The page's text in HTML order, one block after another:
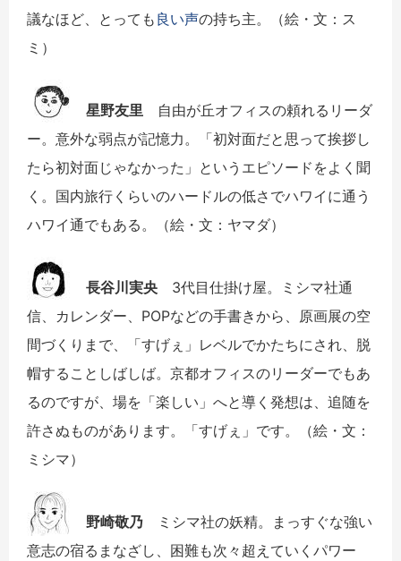
議なほど、とっても 良い声の持ち主。（絵・文：ス
ミ）
星野友里 自由が丘オフィスの頼れるリーダ
ー。意外な弱点が記憶力。「初対面だと思って挨拶し
たら初対面じゃなかった」というエピソードをよく聞
く。国内旅行くらいのハードルの低さでハワイに通う
ハワイ通でもある。（絵・文：ヤマダ）
長谷川実央 3代目仕掛け屋。ミシマ社通
信、カレンダー、POPなどの手書きから、原画展の空
間づくりまで、「すげぇ」レベルでかたちにされ、脱
帽することしばしば。京都オフィスのリーダーでもあ
るのですが、場を「楽しい」へと導く発想は、追随を
許さぬものがあります。「すげぇ」です。（絵・文：
ミシマ）
野崎敬乃 ミシマ社の妖精。まっすぐな強い
意志の宿るまなざし、困難も次々超えていくパワー